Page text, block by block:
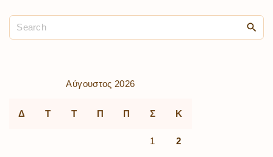
Αύγουστος 2026
Δ Τ Τ Π Π Σ Κ
1 2